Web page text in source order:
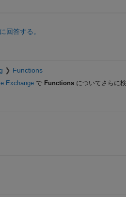
回答する。
Functions
Exchangeで Functionsについてさらに